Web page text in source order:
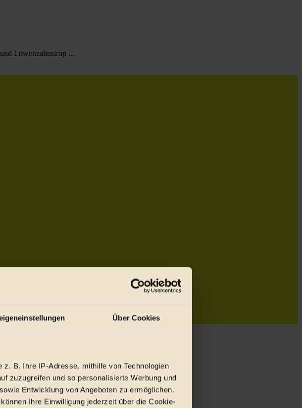
Über Cookies
B. Ihre IP-Adresse, mithilfe von Technologien
zuzugreifen und so personalisierte Werbung und
Entwicklung von Angeboten zu ermöglichen.
Ihre Einwilligung jederzeit über die Cookie-
Löwenzahnsirup ...